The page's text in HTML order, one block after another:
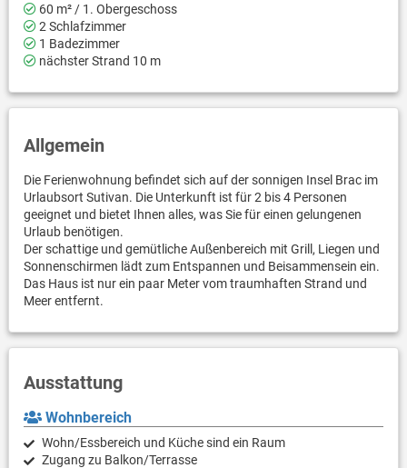
60 m² / 1. Obergeschoss
2 Schlafzimmer
1 Badezimmer
nächster Strand 10 m
Allgemein
Die Ferienwohnung befindet sich auf der sonnigen Insel Brac im
Urlaubsort Sutivan. Die Unterkunft ist für 2 bis 4 Personen
geeignet und bietet Ihnen alles, was Sie für einen gelungenen
Urlaub benötigen.
Der schattige und gemütliche Außenbereich mit Grill, Liegen und
Sonnenschirmen lädt zum Entspannen und Beisammensein ein.
Das Haus ist nur ein paar Meter vom traumhaften Strand und
Meer entfernt.
Ausstattung
Wohnbereich
Wohn/Essbereich und Küche sind ein Raum
Zugang zu Balkon/Terrasse